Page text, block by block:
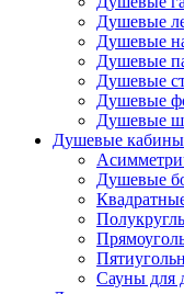
Душевые
Душевые
Душевые
Душевые
Душевые
Душевые
Душевые кабины
Душевые
Сауны для